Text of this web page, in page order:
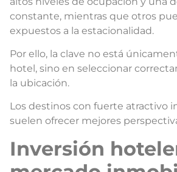
constante, mientras que otros
expuestos a la estacionalidad.
Por ello, la clave no está
hotel, sino en seleccionar
la ubicación.
Los destinos con fuerte atractivo
suelen ofrecer mejores
Inversión